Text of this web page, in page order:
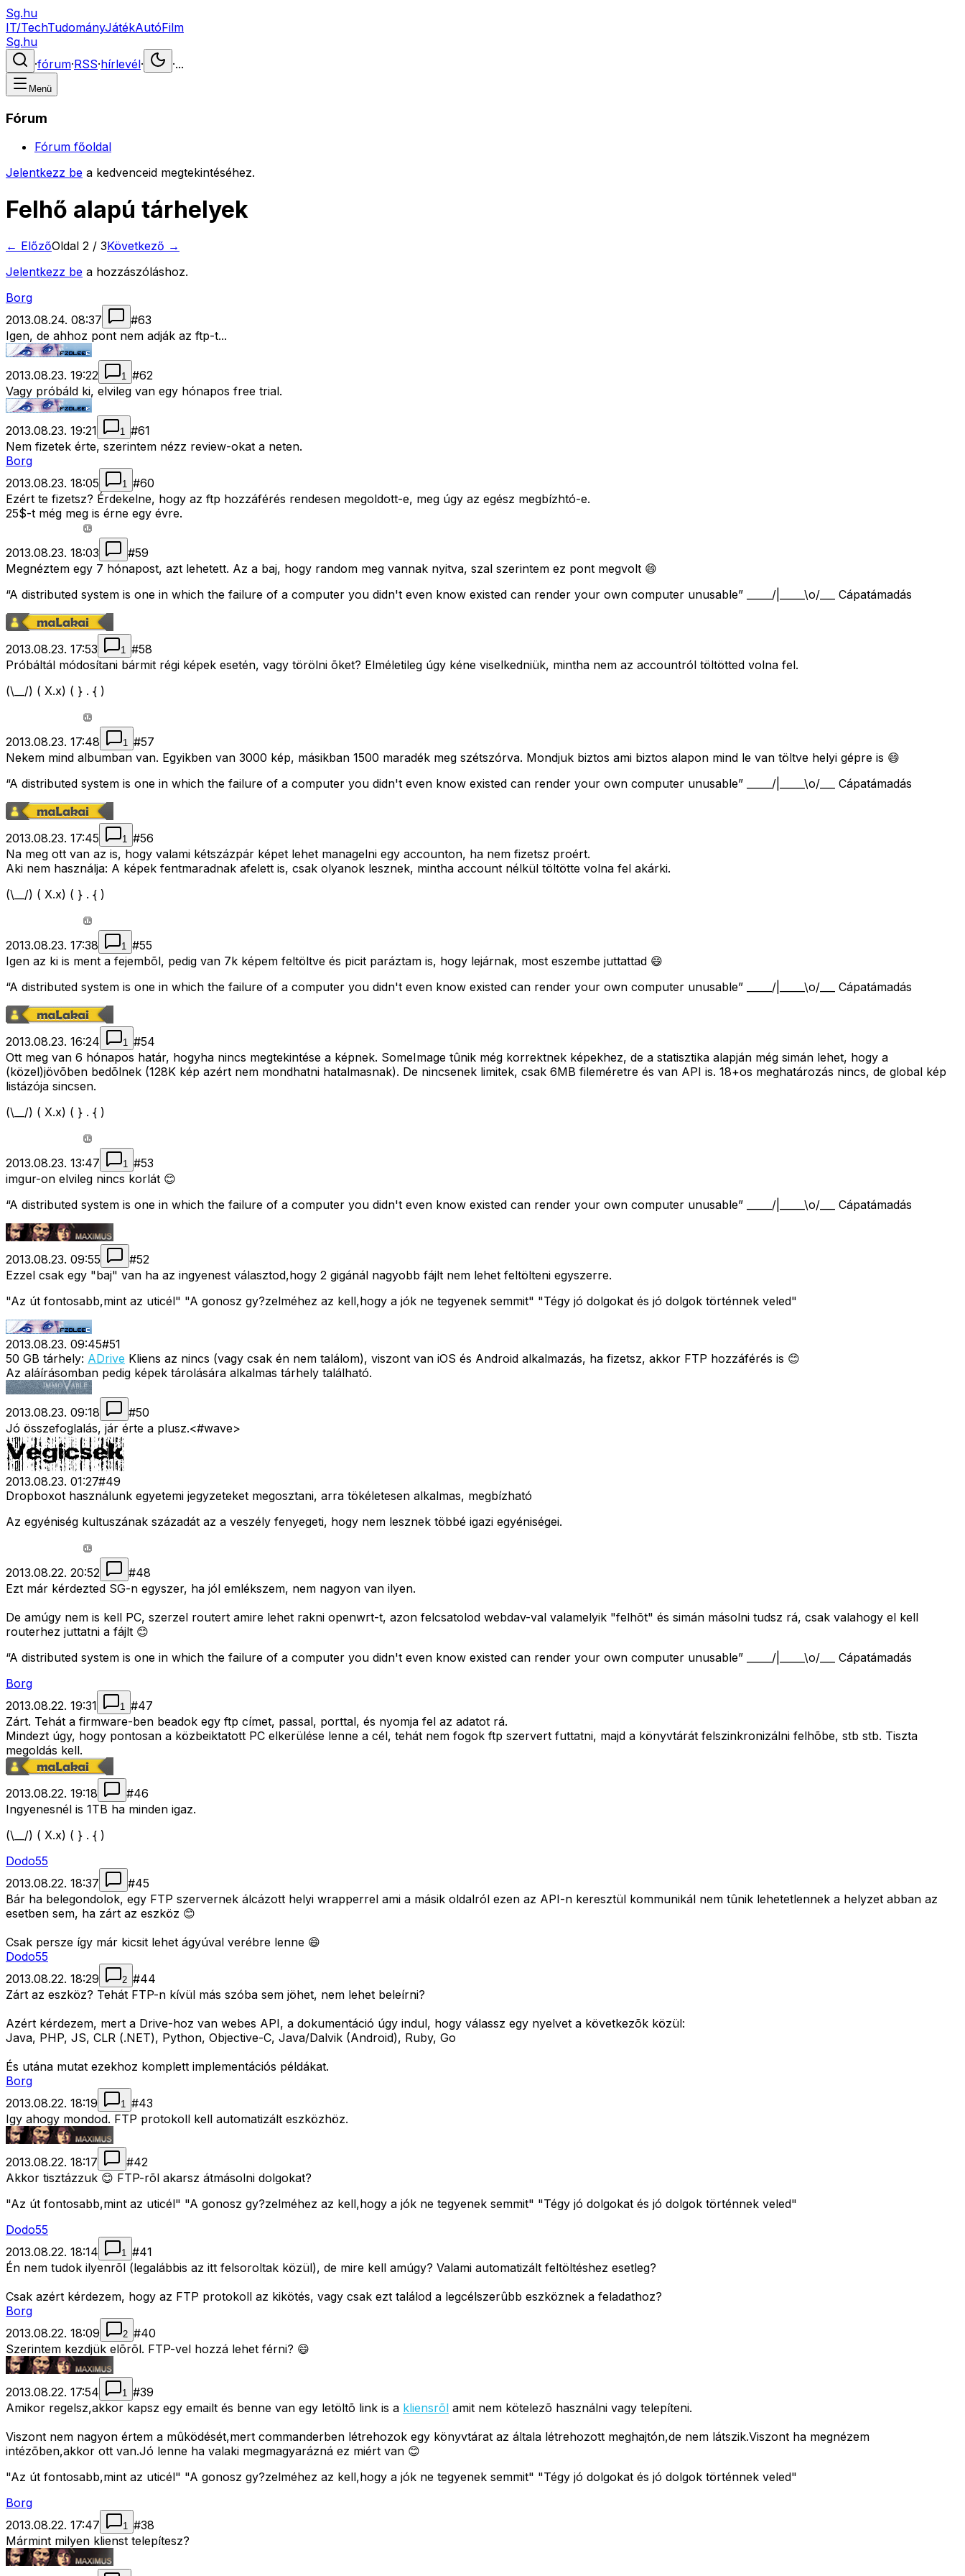
Sg.hu
IT/TechTudományJátékAutóFilm
Sg.hu
·fórum·RSS·hírlevél· ·...
Menü
Fórum
Fórum főoldal
Jelentkezz be a kedvenceid megtekintéséhez.
Felhő alapú tárhelyek
← ElőzőOldal 2 / 3Következő →
Jelentkezz be a hozzászóláshoz.
Borg
2013.08.24. 08:37
#63
Igen, de ahhoz pont nem adják az ftp-t...
2013.08.23. 19:22 1 #62
Vagy próbáld ki, elvileg van egy hónapos free trial.
2013.08.23. 19:21 1 #61
Nem fizetek érte, szerintem nézz review-okat a neten.
Borg
2013.08.23. 18:05
1 #60
Ezért te fizetsz? Érdekelne, hogy az ftp hozzáférés rendesen megoldott-e, meg úgy az egész megbízhtó-e.
25$-t még meg is érne egy évre.
2013.08.23. 18:03 #59
Megnéztem egy 7 hónapost, azt lehetett. Az a baj, hogy random meg vannak nyitva, szal szerintem ez pont megvolt 😄
“A distributed system is one in which the failure of a computer you didn't even know existed can render your own computer unusable” _____/|_____\o/___ Cápatámadás
2013.08.23. 17:53 1 #58
Próbáltál módosítani bármit régi képek esetén, vagy törölni õket? Elméletileg úgy kéne viselkedniük, mintha nem az accountról töltötted volna fel.
(\__/) ( X.x) ( } . { )
2013.08.23. 17:48 1 #57
Nekem mind albumban van. Egyikben van 3000 kép, másikban 1500 maradék meg szétszórva. Mondjuk biztos ami biztos alapon mind le van töltve helyi gépre is 😄
“A distributed system is one in which the failure of a computer you didn't even know existed can render your own computer unusable” _____/|_____\o/___ Cápatámadás
2013.08.23. 17:45 1 #56
Na meg ott van az is, hogy valami kétszázpár képet lehet managelni egy accounton, ha nem fizetsz proért.
Aki nem használja: A képek fentmaradnak afelett is, csak olyanok lesznek, mintha account nélkül töltötte volna fel akárki.
(\__/) ( X.x) ( } . { )
2013.08.23. 17:38 1 #55
Igen az ki is ment a fejembõl, pedig van 7k képem feltöltve és picit paráztam is, hogy lejárnak, most eszembe juttattad 😄
“A distributed system is one in which the failure of a computer you didn't even know existed can render your own computer unusable” _____/|_____\o/___ Cápatámadás
2013.08.23. 16:24 1 #54
Ott meg van 6 hónapos határ, hogyha nincs megtekintése a képnek. SomeImage tûnik még korrektnek képekhez, de a statisztika alapján még simán lehet, hogy a
(közel)jövõben bedõlnek (128K kép azért nem mondhatni hatalmasnak). De nincsenek limitek, csak 6MB fileméretre és van API is. 18+os meghatározás nincs, de global kép
listázója sincsen.
(\__/) ( X.x) ( } . { )
2013.08.23. 13:47 1 #53
imgur-on elvileg nincs korlát 😊
“A distributed system is one in which the failure of a computer you didn't even know existed can render your own computer unusable” _____/|_____\o/___ Cápatámadás
2013.08.23. 09:55 #52
Ezzel csak egy "baj" van ha az ingyenest választod,hogy 2 gigánál nagyobb fájlt nem lehet feltölteni egyszerre.
"Az út fontosabb,mint az uticél" "A gonosz gy?zelméhez az kell,hogy a jók ne tegyenek semmit" "Tégy jó dolgokat és jó dolgok történnek veled"
2013.08.23. 09:45#51
50 GB tárhely: ADrive Kliens az nincs (vagy csak én nem találom), viszont van iOS és Android alkalmazás, ha fizetsz, akkor FTP hozzáférés is 😊
Az aláírásomban pedig képek tárolására alkalmas tárhely található.
2013.08.23. 09:18 #50
Jó összefoglalás, jár érte a plusz.<#wave>
2013.08.23. 01:27#49
Dropboxot használunk egyetemi jegyzeteket megosztani, arra tökéletesen alkalmas, megbízható
Az egyéniség kultuszának századát az a veszély fenyegeti, hogy nem lesznek többé igazi egyéniségei.
2013.08.22. 20:52 #48
Ezt már kérdezted SG-n egyszer, ha jól emlékszem, nem nagyon van ilyen.
De amúgy nem is kell PC, szerzel routert amire lehet rakni openwrt-t, azon felcsatolod webdav-val valamelyik "felhõt" és simán másolni tudsz rá, csak valahogy el kell
routerhez juttatni a fájlt 😊
“A distributed system is one in which the failure of a computer you didn't even know existed can render your own computer unusable” _____/|_____\o/___ Cápatámadás
Borg
2013.08.22. 19:31
1 #47
Zárt. Tehát a firmware-ben beadok egy ftp címet, passal, porttal, és nyomja fel az adatot rá.
Mindezt úgy, hogy pontosan a közbeiktatott PC elkerülése lenne a cél, tehát nem fogok ftp szervert futtatni, majd a könyvtárát felszinkronizálni felhõbe, stb stb. Tiszta
megoldás kell.
2013.08.22. 19:18 #46
Ingyenesnél is 1TB ha minden igaz.
(\__/) ( X.x) ( } . { )
Dodo55
2013.08.22. 18:37
#45
Bár ha belegondolok, egy FTP szervernek álcázott helyi wrapperrel ami a másik oldalról ezen az API-n keresztül kommunikál nem tûnik lehetetlennek a helyzet abban az
esetben sem, ha zárt az eszköz 😊
Csak persze így már kicsit lehet ágyúval verébre lenne 😄
Dodo55
2013.08.22. 18:29
2 #44
Zárt az eszköz? Tehát FTP-n kívül más szóba sem jöhet, nem lehet beleírni?
Azért kérdezem, mert a Drive-hoz van webes API, a dokumentáció úgy indul, hogy válassz egy nyelvet a következõk közül:
Java, PHP, JS, CLR (.NET), Python, Objective-C, Java/Dalvik (Android), Ruby, Go
És utána mutat ezekhoz komplett implementációs példákat.
Borg
2013.08.22. 18:19
1 #43
Igy ahogy mondod. FTP protokoll kell automatizált eszközhöz.
2013.08.22. 18:17 #42
Akkor tisztázzuk 😊 FTP-rõl akarsz átmásolni dolgokat?
"Az út fontosabb,mint az uticél" "A gonosz gy?zelméhez az kell,hogy a jók ne tegyenek semmit" "Tégy jó dolgokat és jó dolgok történnek veled"
Dodo55
2013.08.22. 18:14
1 #41
Én nem tudok ilyenrõl (legalábbis az itt felsoroltak közül), de mire kell amúgy? Valami automatizált feltöltéshez esetleg?
Csak azért kérdezem, hogy az FTP protokoll az kikötés, vagy csak ezt találod a legcélszerûbb eszköznek a feladathoz?
Borg
2013.08.22. 18:09
2 #40
Szerintem kezdjük elõrõl. FTP-vel hozzá lehet férni? 😄
2013.08.22. 17:54 1 #39
Amikor regelsz,akkor kapsz egy emailt és benne van egy letöltõ link is a kliensrõl amit nem kötelezõ használni vagy telepíteni.
Viszont nem nagyon értem a mûködését,mert commanderben létrehozok egy könyvtárat az általa létrehozott meghajtón,de nem látszik.Viszont ha megnézem
intézõben,akkor ott van.Jó lenne ha valaki megmagyarázná ez miért van 😊
"Az út fontosabb,mint az uticél" "A gonosz gy?zelméhez az kell,hogy a jók ne tegyenek semmit" "Tégy jó dolgokat és jó dolgok történnek veled"
Borg
2013.08.22. 17:47
1 #38
Mármint milyen klienst telepítesz?